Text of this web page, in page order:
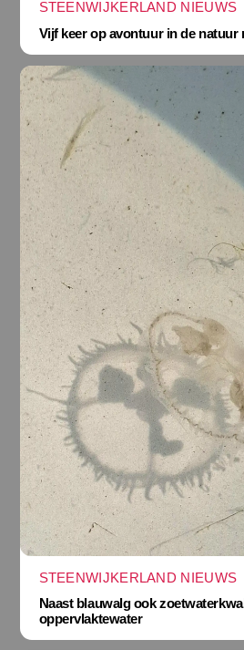
STEENWIJKERLAND NIEUWS
Vijf keer op avontuur in de natuur
STEENWIJKERLAND NIEUWS
Naast blauwalg ook
oppervlaktewater